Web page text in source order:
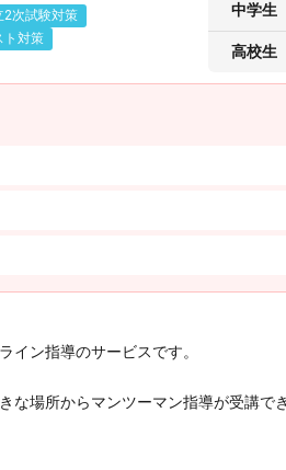
2次試験対策
ト対策
中学生
高校生
イン指導のサービスです。
場所からマンツーマン指導が受講でき